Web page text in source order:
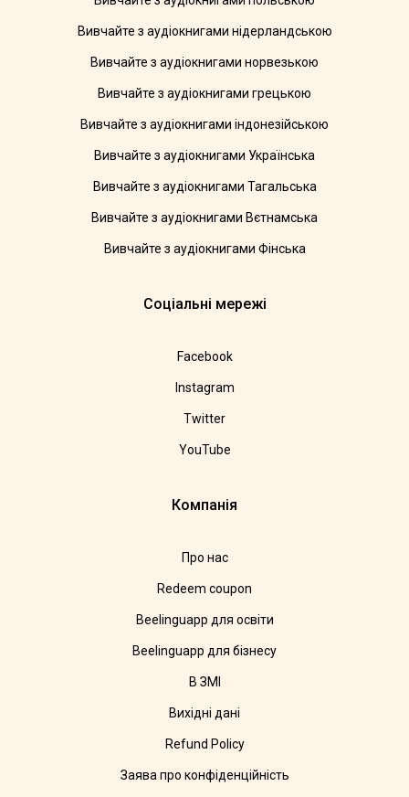
Вивчайте з аудіокнигами нідерландською
Вивчайте з аудіокнигами норвезькою
Вивчайте з аудіокнигами грецькою
Вивчайте з аудіокнигами індонезійською
Вивчайте з аудіокнигами Українська
Вивчайте з аудіокнигами Тагальська
Вивчайте з аудіокнигами Вєтнамська
Вивчайте з аудіокнигами Фінська
Соціальні мережі
Facebook
Instagram
Twitter
YouTube
Компанія
Про нас
Redeem coupon
Beelinguapp для освіти
Beelinguapp для бізнесу
В ЗМІ
Вихідні дані
Refund Policy
Заява про конфіденційність